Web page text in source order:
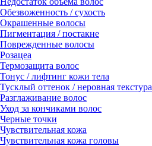
Обезвоженность / сухость
Окрашенные волосы
Пигментация / постакне
Поврежденные волосы
Розацеа
Термозащита волос
Тонус / лифтинг кожи тела
Тусклый оттенок / неровная текстура
Разглаживание волос
Уход за кончиками волос
Черные точки
Чувствительная кожа
Чувствительная кожа головы